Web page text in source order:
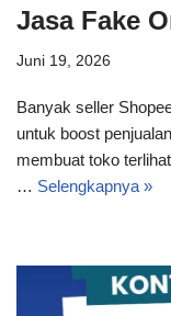
Jasa Fake
Juni 19, 2026
Banyak seller
untuk boost
membuat toko
… Selengkapnya »